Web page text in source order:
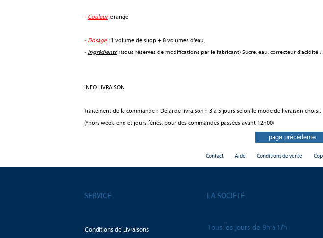
- Couleur:orange
- Dosage:1 volume de sirop + 8 volumes d'eau.
- Ingrédients:(sous réserves de modifications par le fabricant) Sucre, eau, correcteur d'acidité
INFO LIVRAISON
Traitement de la commande : Délai de livraison : 3 à 5 jours selon le mode de livraison choisi.
(*hors week-end et jours fériés, pour des commandes passées avant 12h00)
Contact Aide Conditions de vente
SERVICE LA SOCIÉTÉ
Conditions de Livraisons
Tous les jours de 9h à 17h